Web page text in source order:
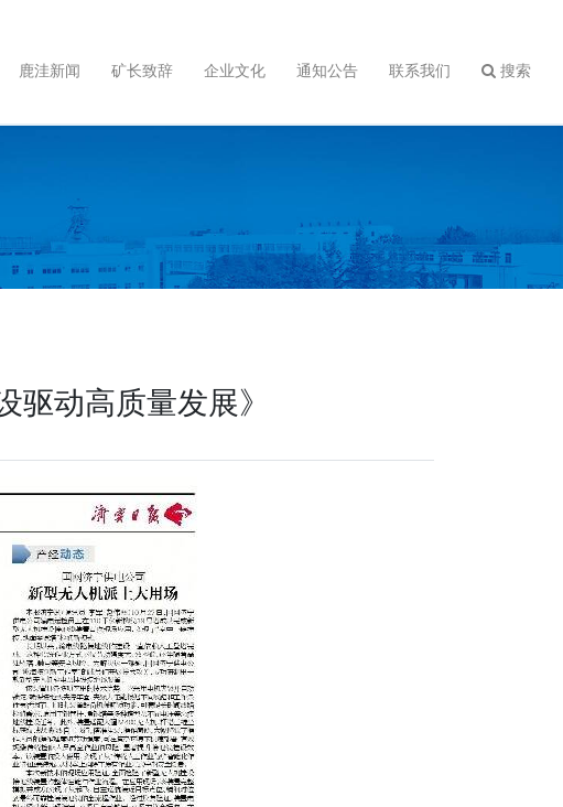
鹿洼新闻 矿长致辞 企业文化 通知公告 联系我们 搜索
驱动高质量发展》